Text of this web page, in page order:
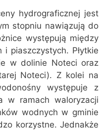
hydrograficznej jest
stopniu nawiązują do
występują między
piaszczystych. Płytkie
w dolinie Noteci oraz
Noteci). Z kolei na
występuje z
w ramach waloryzacji
wodnych w gminie
korzystne. Jednakże